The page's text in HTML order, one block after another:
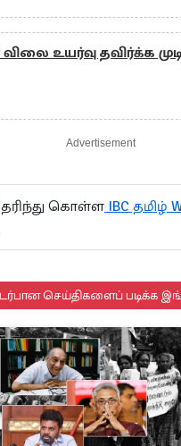
உயர்வு தவிர்க்க
Advertisement
கொள்ள IBC தமிழ்
செய்திகளைப் படிக்க